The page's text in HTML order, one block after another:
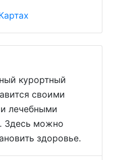
курортный
своими
лечебными
Здесь можно
здоровье.